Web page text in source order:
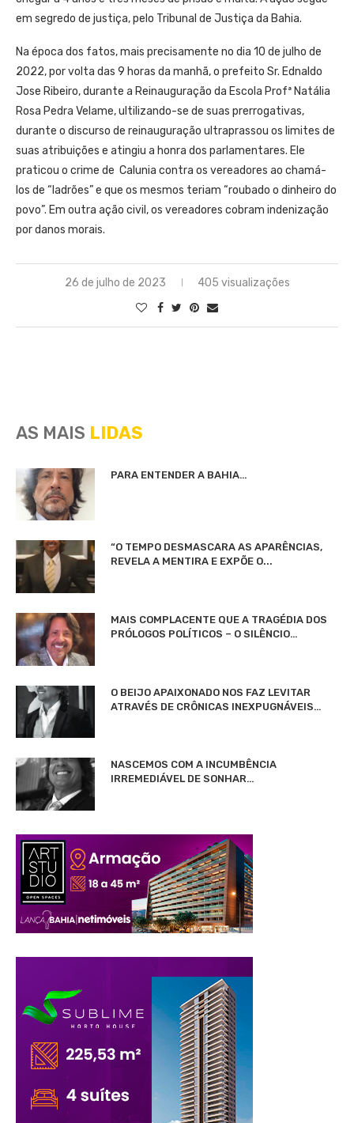
em segredo de justiça, pelo Tribunal de Justiça da Bahia.
Na época dos fatos, mais precisamente no dia 10 de julho de
2022, por volta das 9 horas da manhã, o prefeito Sr. Ednaldo
Jose Ribeiro, durante a Reinauguração da Escola Profª Natália
Rosa Pedra Velame, ultilizando-se de suas prerrogativas,
durante o discurso de reinauguração ultraprassou os limites de
suas atribuições e atingiu a honra dos parlamentares. Ele
praticou o crime de Calunia contra os vereadores ao chamá-
los de “ladrões” e que os mesmos teriam “roubado o dinheiro do
povo”. Em outra ação civil, os vereadores cobram indenização
por danos morais.
26 de julho de 2023 405 visualizações
AS MAIS LIDAS
PARA ENTENDER A BAHIA…
“O TEMPO DESMASCARA AS APARÊNCIAS,
REVELA A MENTIRA E EXPÕE O...
MAIS COMPLACENTE QUE A TRAGÉDIA DOS
PRÓLOGOS POLÍTICOS – O SILÊNCIO…
O BEIJO APAIXONADO NOS FAZ LEVITAR
ATRAVÉS DE CRÔNICAS INEXPUGNÁVEIS…
NASCEMOS COM A INCUMBÊNCIA
IRREMEDIÁVEL DE SONHAR…